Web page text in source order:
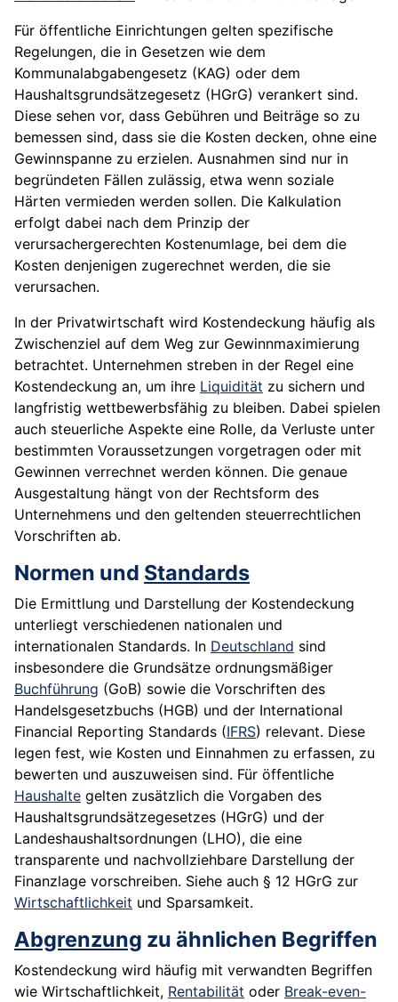
Für öffentliche Einrichtungen gelten spezifische
Regelungen, die in Gesetzen wie dem
Kommunalabgabengesetz (KAG) oder dem
Haushaltsgrundsätzegesetz (HGrG) verankert sind.
Diese sehen vor, dass Gebühren und Beiträge so zu
bemessen sind, dass sie die Kosten decken, ohne eine
Gewinnspanne zu erzielen. Ausnahmen sind nur in
begründeten Fällen zulässig, etwa wenn soziale
Härten vermieden werden sollen. Die Kalkulation
erfolgt dabei nach dem Prinzip der
verursachergerechten Kostenumlage, bei dem die
Kosten denjenigen zugerechnet werden, die sie
verursachen.
In der Privatwirtschaft wird Kostendeckung häufig als
Zwischenziel auf dem Weg zur Gewinnmaximierung
betrachtet. Unternehmen streben in der Regel eine
Kostendeckung an, um ihre Liquidität zu sichern und
langfristig wettbewerbsfähig zu bleiben. Dabei spielen
auch steuerliche Aspekte eine Rolle, da Verluste unter
bestimmten Voraussetzungen vorgetragen oder mit
Gewinnen verrechnet werden können. Die genaue
Ausgestaltung hängt von der Rechtsform des
Unternehmens und den geltenden steuerrechtlichen
Vorschriften ab.
Normen und Standards
Die Ermittlung und Darstellung der Kostendeckung
unterliegt verschiedenen nationalen und
internationalen Standards. In Deutschland sind
insbesondere die Grundsätze ordnungsmäßiger
Buchführung (GoB) sowie die Vorschriften des
Handelsgesetzbuchs (HGB) und der International
Financial Reporting Standards (IFRS) relevant. Diese
legen fest, wie Kosten und Einnahmen zu erfassen, zu
bewerten und auszuweisen sind. Für öffentliche
Haushalte gelten zusätzlich die Vorgaben des
Haushaltsgrundsätzegesetzes (HGrG) und der
Landeshaushaltsordnungen (LHO), die eine
transparente und nachvollziehbare Darstellung der
Finanzlage vorschreiben. Siehe auch § 12 HGrG zur
Wirtschaftlichkeit und Sparsamkeit.
Abgrenzung zu ähnlichen Begriffen
Kostendeckung wird häufig mit verwandten Begriffen
wie Wirtschaftlichkeit, Rentabilität oder Break-even-